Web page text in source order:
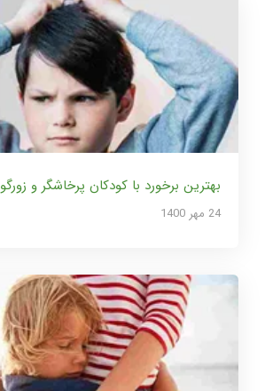
بهترین برخورد با کودکان پرخاشگر و زورگو
24 مهر 1400